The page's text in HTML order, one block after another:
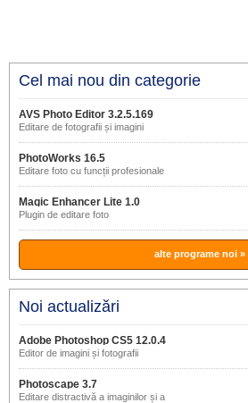
Cel mai nou din categorie
AVS Photo Editor 3.2.5.169
Editare de fotografii și imagini
PhotoWorks 16.5
Editare foto cu funcții profesionale
Magic Enhancer Lite 1.0
Plugin de editare foto
alte programe noi »
Noi actualizări
Adobe Photoshop CS5 12.0.4
Editor de imagini și fotografii
Photoscape 3.7
Editare distractivă a imaginilor și a